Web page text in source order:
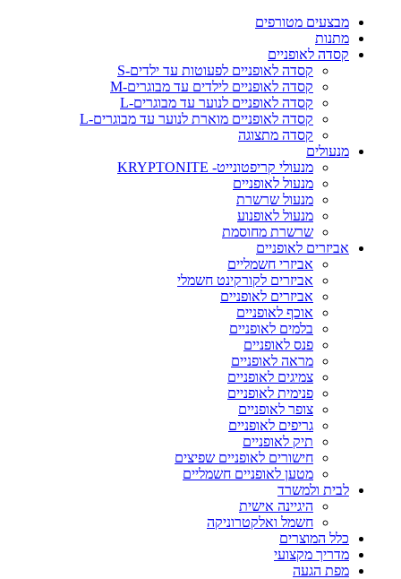
מבצעים מטורפים
מתנות
קסדה לאופניים
קסדה לאופניים לפעוטות עד ילדים-S
קסדה לאופניים לילדים עד מבוגרים-M
קסדה לאופניים לנוער עד מבוגרים-L
קסדה לאופניים מוארת לנוער עד מבוגרים-L
קסדה מתצוגה
מנעולים
מנעולי קריפטונייט- KRYPTONITE
מנעול לאופניים
מנעול שרשרת
מנעול לאופנוע
שרשרת מחוסמת
אביזרים לאופניים
אביזרי חשמליים
אביזרים לקורקינט חשמלי
אביזרים לאופניים
אוכף לאופניים
בלמים לאופניים
פנס לאופניים
מראה לאופניים
צמיגים לאופניים
פנימית לאופניים
צופר לאופניים
גריפים לאופניים
תיק לאופניים
חישורים לאופניים שפיצים
מטען לאופניים חשמליים
לבית ולמשרד
היגיינה אישית
חשמל ואלקטרוניקה
כלל המוצרים
מדריך מקצועי
מפת הגעה